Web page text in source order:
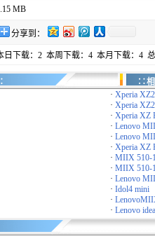
MB
分享到：
日下载：2 本周下载：4 本月下载：4
∷
· Xperia
· Xperia
· Xperia XZ
· Lenovo
· Lenovo
· Xperia XZ
· MIIX 510-
· MIIX 510-
· Lenovo
· Idol4 mini
·
· Lenovo